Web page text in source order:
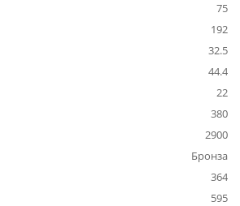
75
192
32.5
44.4
22
380
2900
Бронза
364
595